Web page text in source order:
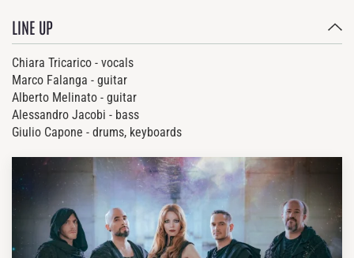
LINE UP
Chiara Tricarico - vocals
Marco Falanga - guitar
Alberto Melinato - guitar
Alessandro Jacobi - bass
Giulio Capone - drums, keyboards